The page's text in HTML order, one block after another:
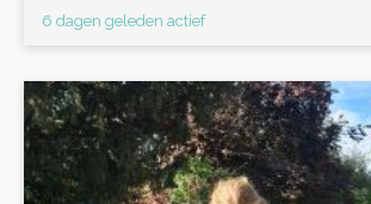
6 dagen geleden actief